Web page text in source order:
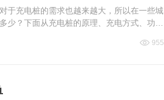
于充电桩的需求也越来越大，所以在一些城
少？下面从充电桩的原理、充电方式、功
955